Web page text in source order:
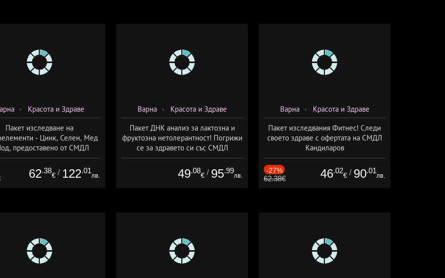
Красота и Здраве
Пакет изследване на
- Цинк, Селен, Мед
предоставено от СМДЛ
Кандиларов
62.38
€ / 122.01
лв.
Варна Красота и Здраве
Пакет ДНК анализ за лактозна и
фруктозна нетолерантност! Погрижи
се за здравето си със СМДЛ
Кандиларов
49.08
€ / 95.99
лв.
Варна Красота и Здраве
Пакет изследвания Фитнес! Следи
своето здраве с офертата на СМДЛ
Кандиларов
-27%
62.38€ 46.02
€ / 90.01
лв.